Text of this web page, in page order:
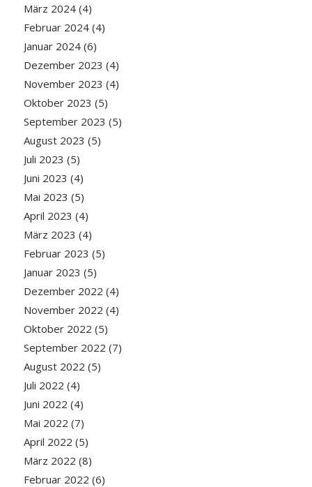
März 2024(4)
Februar 2024(4)
Januar 2024(6)
Dezember 2023 (4)
November 2023 (4)
Oktober 2023 (5)
September 2023 (5)
August 2023 (5)
Juli 2023 (5)
Juni 2023 (4)
Mai 2023 (5)
April 2023 (4)
März 2023 (4)
Februar 2023 (5)
Januar 2023 (5)
Dezember 2022 (4)
November 2022 (4)
Oktober 2022 (5)
September 2022 (7)
August 2022 (5)
Juli 2022 (4)
Juni 2022 (4)
Mai 2022 (7)
April 2022 (5)
März 2022 (8)
Februar 2022 (6)